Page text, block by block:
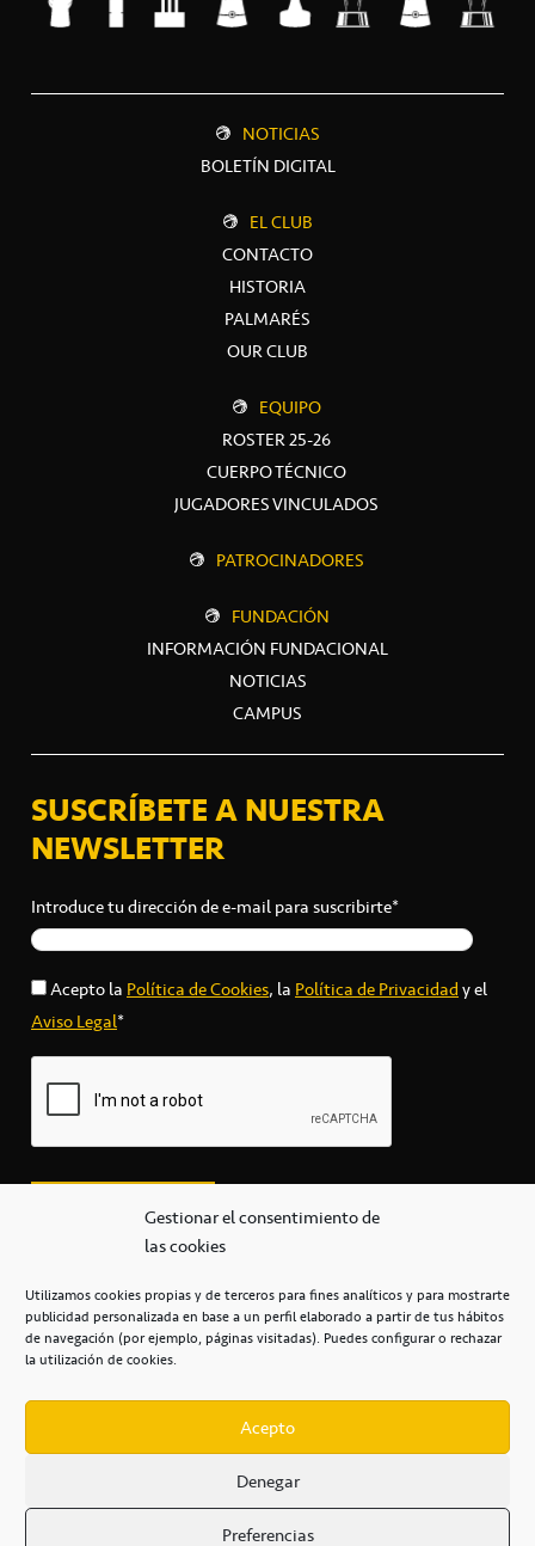
Gestionar el consentimiento de
las cookies
Utilizamos cookies propias y de terceros para fines analíticos y para mostrarte
publicidad personalizada en base a un perfil elaborado a partir de tus hábitos
de navegación (por ejemplo, páginas visitadas). Puedes configurar o rechazar
la utilización de cookies.
Acepto
Denegar
Preferencias
NOTICIAS
BOLETÍN DIGITAL
EL CLUB
CONTACTO
HISTORIA
PALMARÉS
OUR CLUB
EQUIPO
ROSTER 25-26
CUERPO TÉCNICO
JUGADORES VINCULADOS
PATROCINADORES
FUNDACIÓN
INFORMACIÓN FUNDACIONAL
NOTICIAS
CAMPUS
SUSCRÍBETE A NUESTRA
NEWSLETTER
Introduce tu dirección de e-mail para suscribirte*
Acepto laPolítica de Cookies, laPolítica de Privacidady el
Aviso Legal*
secretaria@cbcanarias.es
+34 922 253 684
Casa del Deporte / 38108 – La Laguna
POLÍTICA DE PRIVACIDAD / POLÍTICA DE COOKIES /